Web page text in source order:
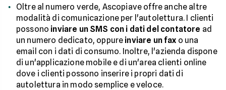
Oltre al numero verde, Ascopiave offre anche altre
modalità di comunicazione per l'autolettura. I clienti
possono inviare un SMS con i dati del contatore ad
un numero dedicato, oppure inviare un fax o una
email con i dati di consumo. Inoltre, l'azienda dispone
di un'applicazione mobile e di un'area clienti online
dove i clienti possono inserire i propri dati di
autolettura in modo semplice e veloce.